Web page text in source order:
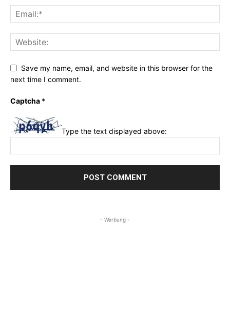
Save my name, email, and website in this browser for the
next time I comment.
Captcha *
Type the text displayed above:
- Werbung -